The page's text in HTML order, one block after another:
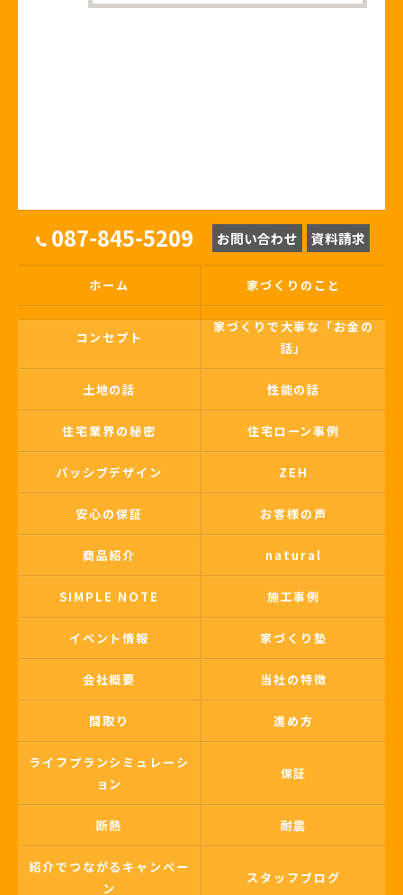
087-845-5209 お問い合わせ 資料請求
ホーム 家づくりのこと
コンセプト
家づくりで大事な「お金の
話」
土地の話 性能の話
住宅業界の秘密 住宅ローン事例
パッシブデザイン ZEH
安心の保証 お客様の声
商品紹介 natural
SIMPLE NOTE 施工事例
イベント情報 家づくり塾
会社概要 当社の特徴
間取り 進め方
ライフプランシミュレーシ
ョン
保証
断熱 耐震
紹介でつながるキャンペー
ン
スタッフブログ